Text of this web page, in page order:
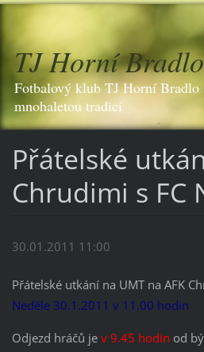
TJ Horní Bradlo
Fotbalový klub TJ Horní Bradlo
mnohaletou tradicí
Přátelské
Chrudimi s FC
30.01.2011 11:00
Přátelské utkání na UMT na AFK
Neděle 30.1.2011 v 11.00 hodin
Odjezd hráčů je v 9.45 hodin od